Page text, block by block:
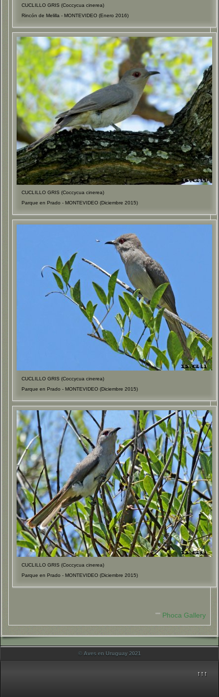
CUCLILLO GRIS (Coccycua cinerea)
Rincón de Melilla - MONTEVIDEO (Enero 2016)
CUCLILLO GRIS (Coccycua cinerea)
Parque en Prado - MONTEVIDEO (Diciembre 2015)
CUCLILLO GRIS (Coccycua cinerea)
Parque en Prado - MONTEVIDEO (Diciembre 2015)
CUCLILLO GRIS (Coccycua cinerea)
Parque en Prado - MONTEVIDEO (Diciembre 2015)
"" Phoca Gallery
© Aves en Uruguay 2021
↑↑↑